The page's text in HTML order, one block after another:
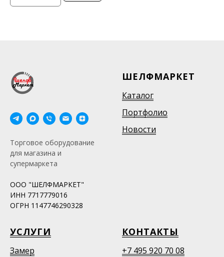
Торговое оборудование
для магазина и
супермаркета
ООО "ШЕЛФМАРКЕТ"
ИНН 7717779016
ОГРН 1147746290328
ШЕЛФМАРКЕТ
Каталог
Портфолио
Новости
УСЛУГИ
Замер
КОНТАКТЫ
+7 495 920 70 08